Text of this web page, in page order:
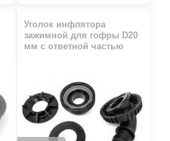
Уголок инфлятора
зажимной для гофры D20
мм с ответной частью